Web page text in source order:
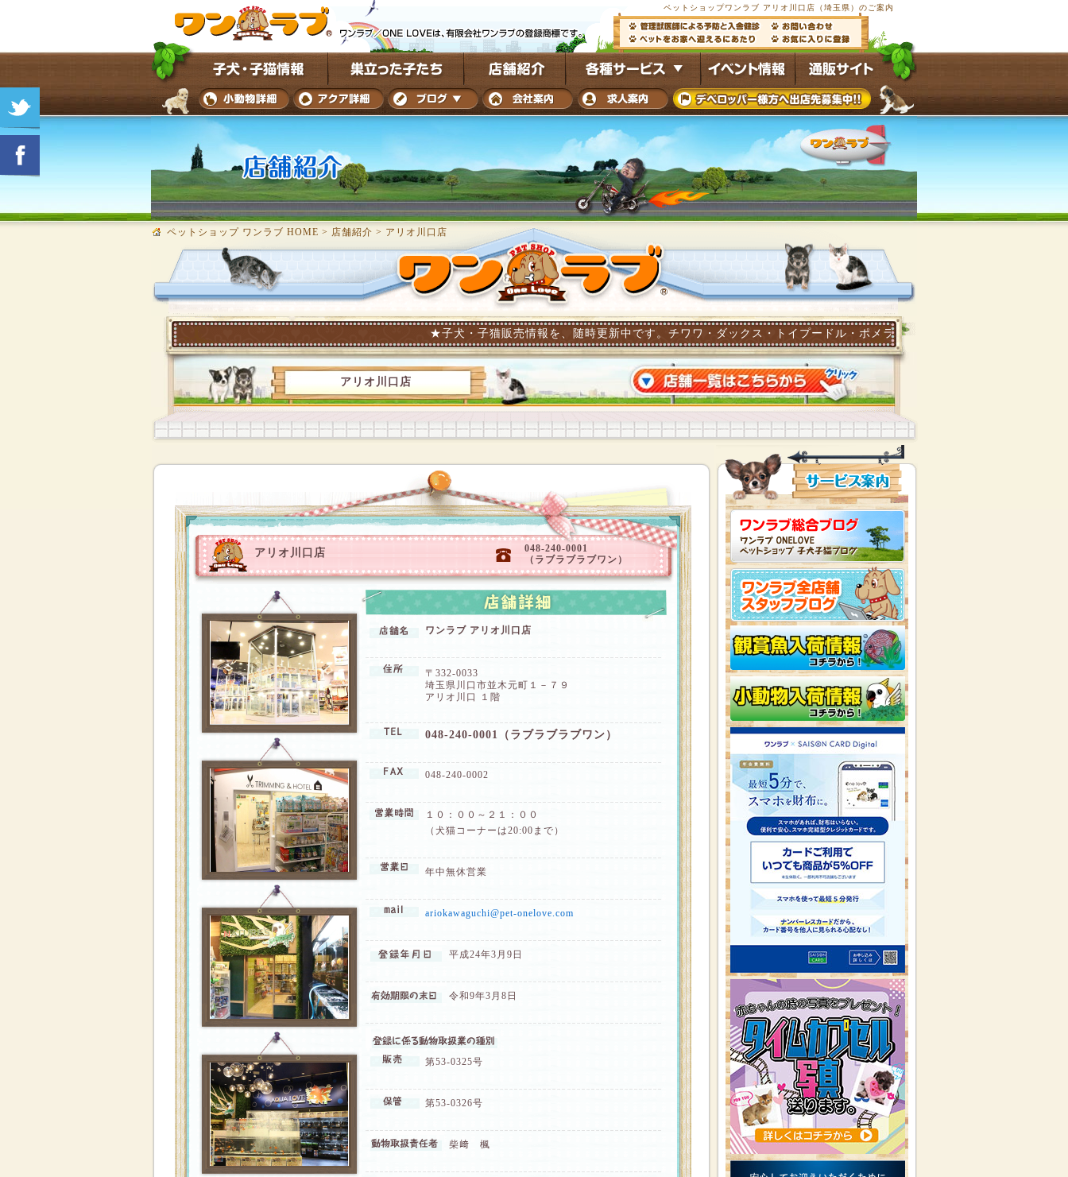
ペットショップワンラブ アリオ川口店（埼玉県）のご案内
ペットショップ ワンラブ HOME > 店舗紹介 > アリオ川口店
★子犬・子猫販売情報を、随時更新中です。チワワ・ダックス・トイプードル・ポメラニアン他多数の子犬子猫が常時5000頭以
アリオ川口店
アリオ川口店
048-240-0001
（ラブラブラブワン）
ワンラブ アリオ川口店
〒332-0033
埼玉県川口市並木元町１－７９
アリオ川口 １階
048-240-0001（ラブラブラブワン）
048-240-0002
１０：００～２１：００
（犬猫コーナーは20:00まで）
年中無休営業
ariokawaguchi@pet-onelove.com
平成24年3月9日
令和9年3月8日
第53-0325号
第53-0326号
柴﨑 楓